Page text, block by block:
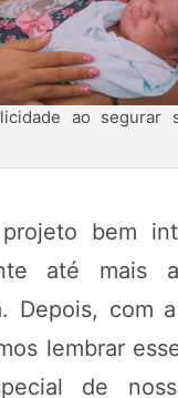
ao segurar
bem
até mais
Depois, com
lembrar
de